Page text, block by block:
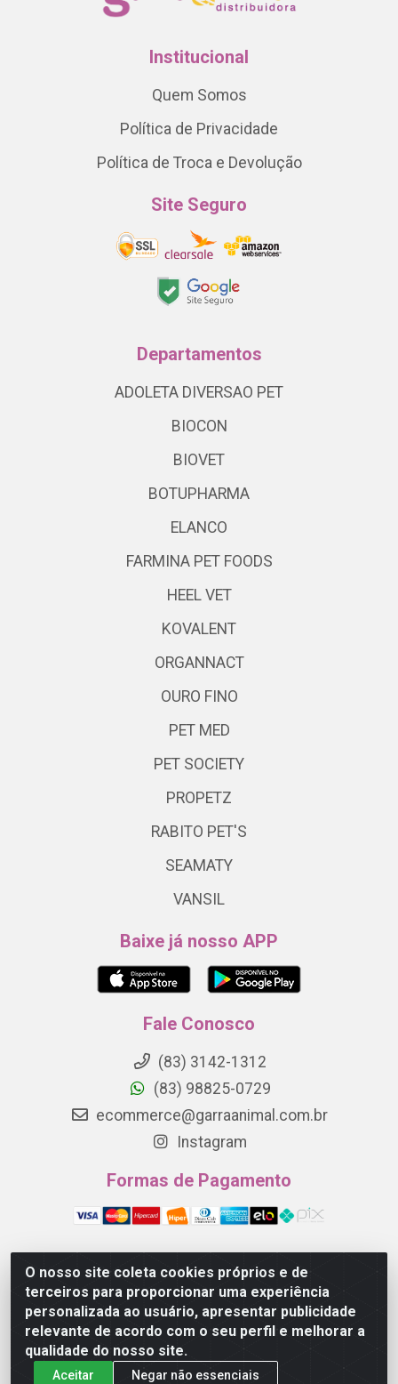
O nosso site coleta cookies próprios e de
terceiros para proporcionar uma experiência
personalizada ao usuário, apresentar publicidade
relevante de acordo com o seu perfil e melhorar a
qualidade do nosso site.
Aceitar Negar não essenciais
Institucional
Quem Somos
Política de Privacidade
Política de Troca e Devolução
Site Seguro
Departamentos
ADOLETA DIVERSAO PET
BIOCON
BIOVET
BOTUPHARMA
ELANCO
FARMINA PET FOODS
HEEL VET
KOVALENT
ORGANNACT
OURO FINO
PET MED
PET SOCIETY
PROPETZ
RABITO PET'S
SEAMATY
VANSIL
Baixe já nosso APP
Fale Conosco
(83) 3142-1312
(83) 98825-0729
ecommerce@garraanimal.com.br
Instagram
Formas de Pagamento
Garra Animal - Rua Quinze de Novembro, 1120 - Jardim
Continental - Campina Grande/PB - CEP 58.403-290 -
CNPJ 21.445.041/0001-61